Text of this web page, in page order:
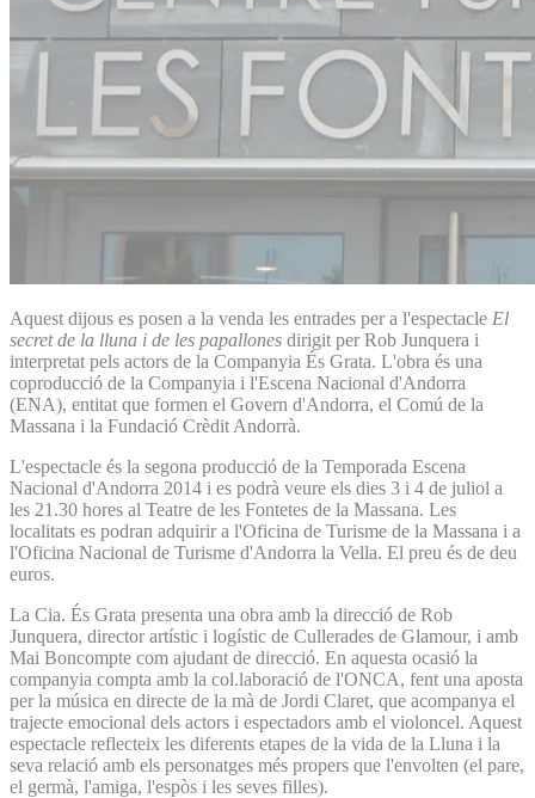
Aquest dijous es posen a la venda les entrades per a l'espectacle El
secret de la lluna i de les papallones dirigit per Rob Junquera i
interpretat pels actors de la Companyia És Grata. L'obra és una
coproducció de la Companyia i l'Escena Nacional d'Andorra
(ENA), entitat que formen el Govern d'Andorra, el Comú de la
Massana i la Fundació Crèdit Andorrà.
L'espectacle és la segona producció de la Temporada Escena
Nacional d'Andorra 2014 i es podrà veure els dies 3 i 4 de juliol a
les 21.30 hores al Teatre de les Fontetes de la Massana. Les
localitats es podran adquirir a l'Oficina de Turisme de la Massana i a
l'Oficina Nacional de Turisme d'Andorra la Vella. El preu és de deu
euros.
La Cia. És Grata presenta una obra amb la direcció de Rob
Junquera, director artístic i logístic de Cullerades de Glamour, i amb
Mai Boncompte com ajudant de direcció. En aquesta ocasió la
companyia compta amb la col.laboració de l'ONCA, fent una aposta
per la música en directe de la mà de Jordi Claret, que acompanya el
trajecte emocional dels actors i espectadors amb el violoncel. Aquest
espectacle reflecteix les diferents etapes de la vida de la Lluna i la
seva relació amb els personatges més propers que l'envolten (el pare,
el germà, l'amiga, l'espòs i les seves filles).